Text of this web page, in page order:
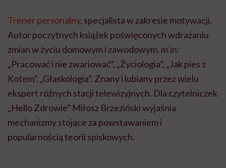
Trener personalny, specjalista w zakresie motywacji.
Autor poczytnych książek poświęconych wdrażaniu
zmian w życiu domowym i zawodowym, m.in:
„Pracować i nie zwariować”, „Życiologia”, „Jak pies z
Kotem”, „Głaskologia”. Znany i lubiany przez wielu
ekspert różnych stacji telewizyjnych. Dla czytelniczek
„Hello Zdrowie” Miłosz Brzeziński wyjaśnia
mechanizmy stojące za powstawaniem i
popularnością teorii spiskowych.